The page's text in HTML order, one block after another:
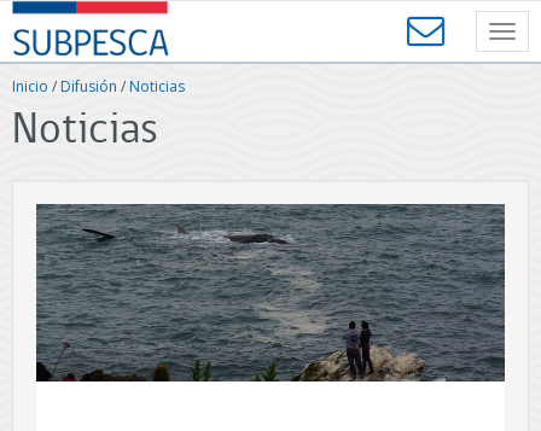
Contenido
principal
SUBPESCA
-
Subsecretaría
Pesca
y
Gobierno
de
Chile
Inicio /Difusión /Noticias
Noticias